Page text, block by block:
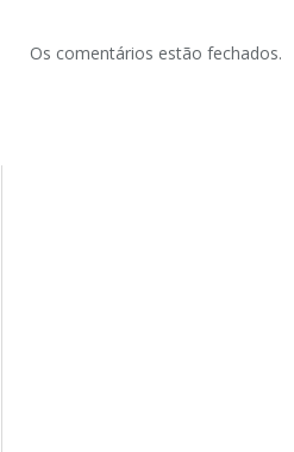
Os comentários estão fechados.